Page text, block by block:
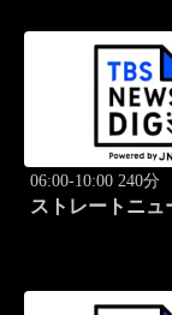
06:00-10:00 240分
ストレートニュ